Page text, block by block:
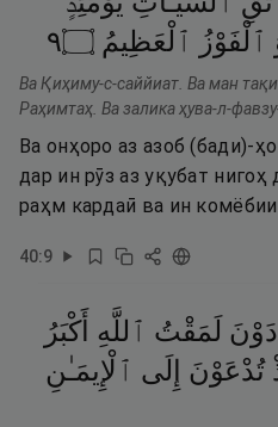
ٱلْفَوْزُ ٱلْعَظِيمُ ۝٩
Ва Қиҳиму-с-саййиат. Ва ман
Раҳимтаҳ. Ва залика ҳува-л-
Ва онҳоро аз азоб (бади)-
дар ин рӯз аз уқубат
раҳм кардаӣ ва ин комёбии
40:9
لَمَقْتُ ٱللَّهِ أَكْبَرُ
تُدْعَوْنَ إِلَى ٱلْإِيمَـٰنِ